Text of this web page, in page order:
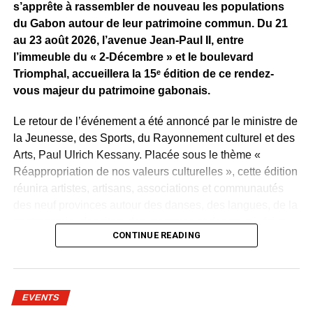
s’apprête à rassembler de nouveau les populations
du Gabon autour de leur patrimoine commun. Du 21
au 23 août 2026, l’avenue Jean-Paul II, entre
l’immeuble du « 2-Décembre » et le boulevard
Triomphal, accueillera la 15ᵉ édition de ce rendez-
vous majeur du patrimoine gabonais.
Le retour de l’événement a été annoncé par le ministre de
la Jeunesse, des Sports, du Rayonnement culturel et des
Arts, Paul Ulrich Kessany. Placée sous le thème «
Réappropriation de nos valeurs culturelles », cette édition
réunira artistes, artisans, associations et communautés
gastronomie, des rites, des masques et des savoir-faire
Créée en 1997 par Paul Mba Abessole, alors maire de
présidence d’Omar Bongo Ondimba, la manifestation
CONTINUE READING
EVENTS